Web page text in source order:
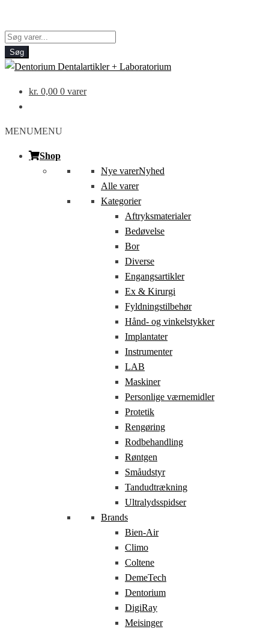
Products
search
Søg
kr. 0,00 0 varer
MENUMENU
Shop
Nye varerNyhed
Alle varer
Kategorier
Aftryksmaterialer
Bedøvelse
Bor
Diverse
Engangsartikler
Ex & Kirurgi
Fyldningstilbehør
Hånd- og vinkelstykker
Implantater
Instrumenter
LAB
Maskiner
Personlige værnemidler
Protetik
Rengøring
Rodbehandling
Røntgen
Småudstyr
Tandudtrækning
Ultralydsspidser
Brands
Bien-Air
Climo
Coltene
DemeTech
Dentorium
DigiRay
Meisinger